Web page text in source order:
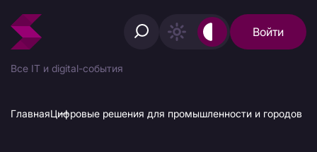
Войти
Все IT и digital-события
ГлавнаяЦифровые решения для промышленности и городов